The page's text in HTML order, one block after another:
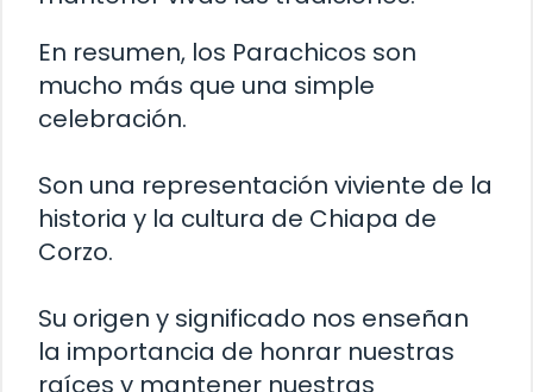
En resumen, los Parachicos son
mucho más que una simple
celebración.
Son una representación viviente de la
historia y la cultura de Chiapa de
Corzo.
Su origen y significado nos enseñan
la importancia de honrar nuestras
raíces y mantener nuestras